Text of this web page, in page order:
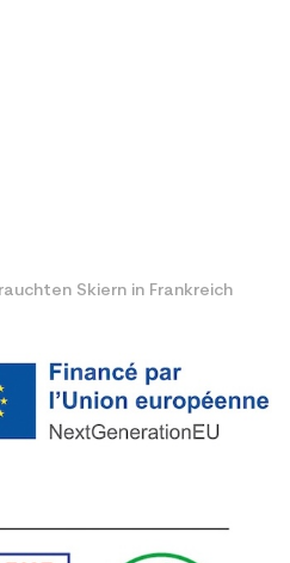
Skiern in Frankreich